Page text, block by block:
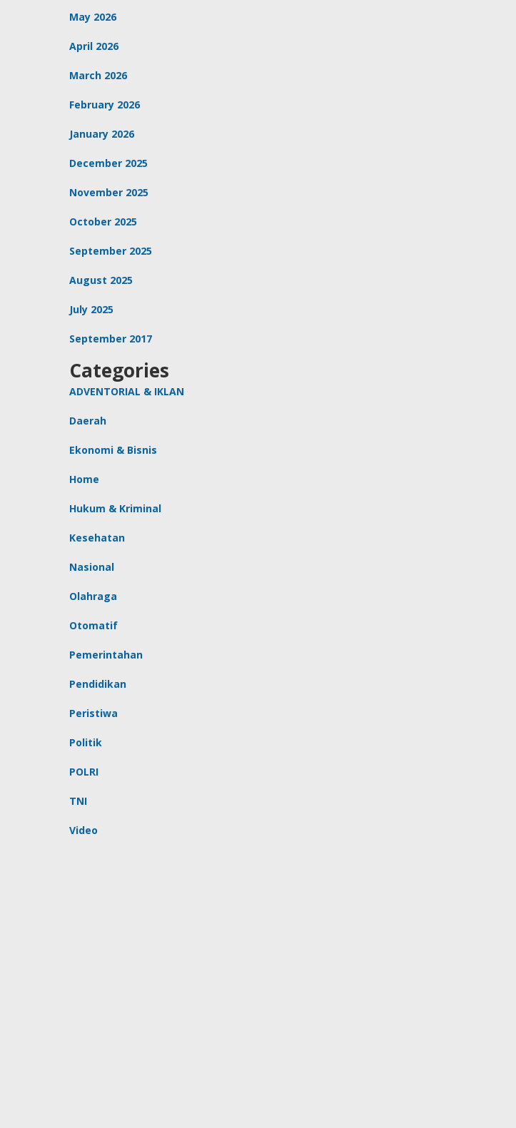
May 2026
April 2026
March 2026
February 2026
January 2026
December 2025
November 2025
October 2025
September 2025
August 2025
July 2025
September 2017
Categories
ADVENTORIAL & IKLAN
Daerah
Ekonomi & Bisnis
Home
Hukum & Kriminal
Kesehatan
Nasional
Olahraga
Otomatif
Pemerintahan
Pendidikan
Peristiwa
Politik
POLRI
TNI
Video